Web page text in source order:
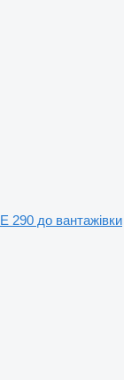
290 до вантажівки